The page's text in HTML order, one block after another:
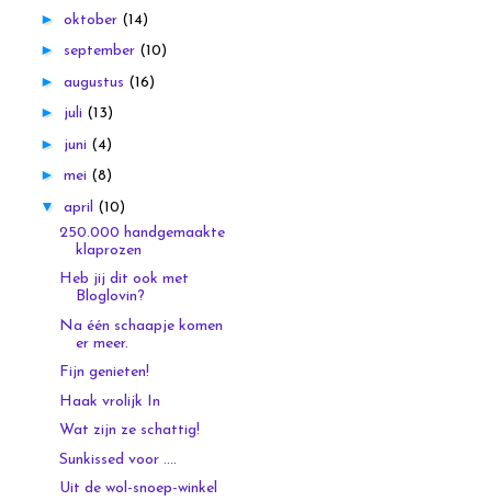
► oktober (14)
► september (10)
► augustus (16)
► juli (13)
► juni (4)
► mei (8)
▼ april (10)
250.000 handgemaakte
klaprozen
Heb jij dit ook met
Bloglovin?
Na één schaapje komen
er meer.
Fijn genieten!
Haak vrolijk In
Wat zijn ze schattig!
Sunkissed voor ....
Uit de wol-snoep-winkel